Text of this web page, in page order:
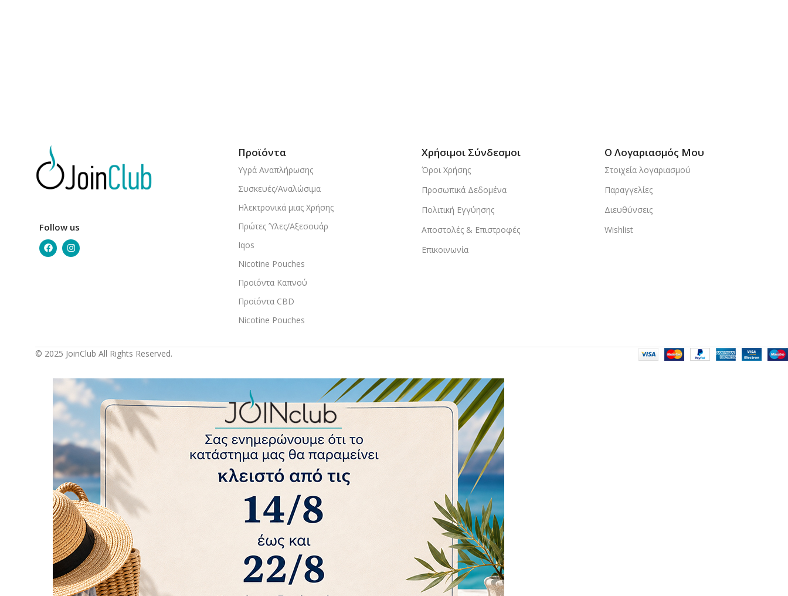
Follow us
Προϊόντα
Υγρά Αναπλήρωσης
Συσκευές/Αναλώσιμα
Ηλεκτρονικά μιας Χρήσης
Πρώτες Ύλες/Αξεσουάρ
Iqos
Nicotine Pouches
Προϊόντα Καπνού
Προϊόντα CBD
Nicotine Pouches
Χρήσιμοι Σύνδεσμοι
Όροι Χρήσης
Προσωπικά Δεδομένα
Πολιτική Εγγύησης
Αποστολές & Επιστροφές
Επικοινωνία
Ο Λογαριασμός Μου
Στοιχεία λογαριασμού
Παραγγελίες
Διευθύνσεις
Wishlist
© 2025 JoinClub All Rights Reserved.